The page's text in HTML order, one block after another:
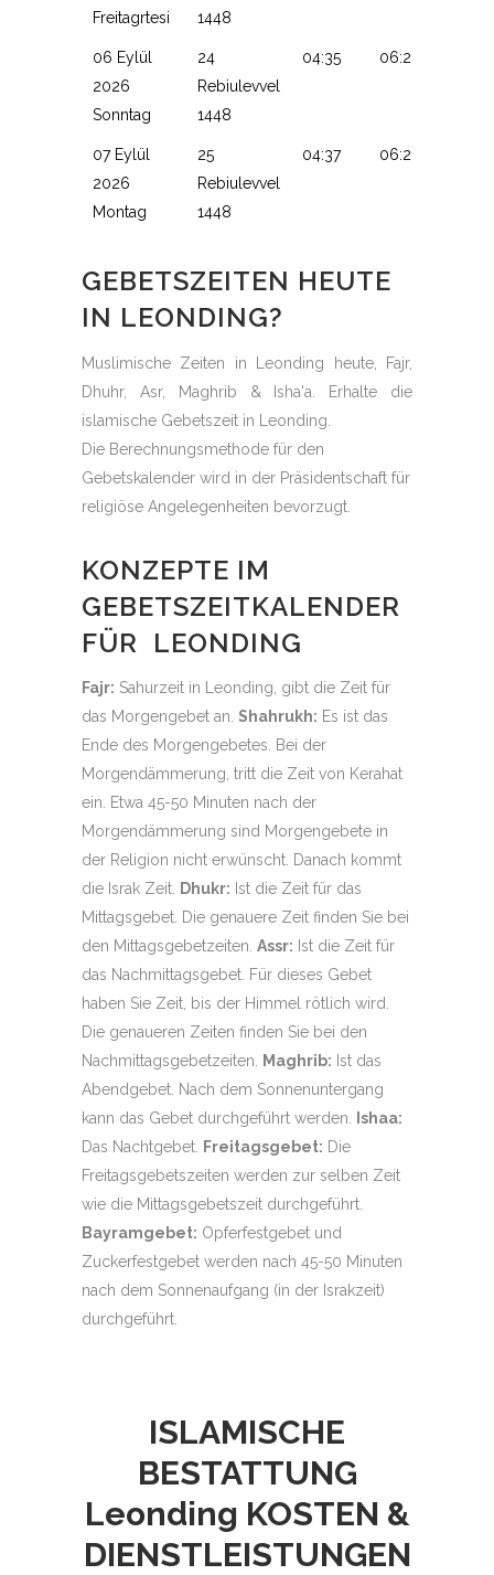
Freitagrtesi
1448
06 Eylül
2026
Sonntag
24
Rebiulevvel
1448
04:35 06:20
07 Eylül
2026
Montag
25
Rebiulevvel
1448
04:37 06:21
GEBETSZEITEN HEUTE
IN LEONDING?
Muslimische Zeiten in Leonding heute, Fajr,
Dhuhr, Asr, Maghrib & Isha'a. Erhalte die
islamische Gebetszeit in Leonding.
Die Berechnungsmethode für den
Gebetskalender wird in der Präsidentschaft für
religiöse Angelegenheiten bevorzugt.
KONZEPTE IM
GEBETSZEITKALENDER
FÜR LEONDING
Fajr: Sahurzeit in Leonding, gibt die Zeit für
das Morgengebet an. Shahrukh: Es ist das
Ende des Morgengebetes. Bei der
Morgendämmerung, tritt die Zeit von Kerahat
ein. Etwa 45-50 Minuten nach der
Morgendämmerung sind Morgengebete in
der Religion nicht erwünscht. Danach kommt
die Israk Zeit.
Dhukr: Ist die Zeit für das
Mittagsgebet. Die genauere Zeit finden Sie bei
den Mittagsgebetzeiten. Assr: Ist die Zeit für
das Nachmittagsgebet. Für dieses Gebet
haben Sie Zeit, bis der Himmel rötlich wird.
Die genaueren Zeiten finden Sie bei den
Nachmittagsgebetzeiten.
Maghrib: Ist das
Abendgebet. Nach dem Sonnenuntergang
kann das Gebet durchgeführt werden.
Ishaa:
Das Nachtgebet.
Freitagsgebet: Die
Freitagsgebetszeiten werden zur selben Zeit
wie die Mittagsgebetszeit durchgeführt.
Bayramgebet: Opferfestgebet und
Zuckerfestgebet werden nach 45-50 Minuten
nach dem Sonnenaufgang (in der Israkzeit)
durchgeführt.
ISLAMISCHE
BESTATTUNG
Leonding KOSTEN &
DIENSTLEISTUNGEN